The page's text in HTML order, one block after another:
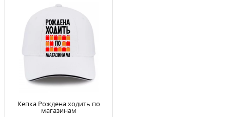
Кепка Рождена ходить по
магазинам